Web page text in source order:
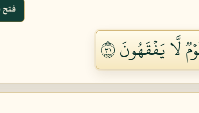
يَفۡقَهُونَ ١٣